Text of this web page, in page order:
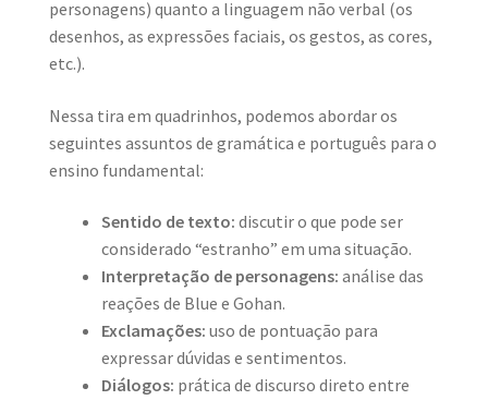
personagens) quanto a linguagem não verbal (os
desenhos, as expressões faciais, os gestos, as cores,
etc.).
Nessa tira em quadrinhos, podemos abordar os
seguintes assuntos de gramática e português para o
ensino fundamental:
Sentido de texto: discutir o que pode ser
considerado “estranho” em uma situação.
Interpretação de personagens: análise das
reações de Blue e Gohan.
Exclamações: uso de pontuação para
expressar dúvidas e sentimentos.
Diálogos: prática de discurso direto entre